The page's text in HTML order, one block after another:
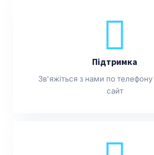
Підтримка
Зв'яжіться з нами по
сайт